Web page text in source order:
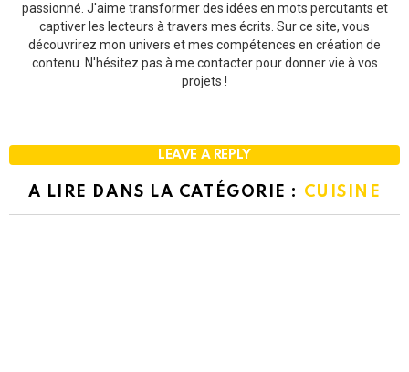
passionné. J'aime transformer des idées en mots percutants et
captiver les lecteurs à travers mes écrits. Sur ce site, vous
découvrirez mon univers et mes compétences en création de
contenu. N'hésitez pas à me contacter pour donner vie à vos
projets !
LEAVE A REPLY
A LIRE DANS LA CATÉGORIE : CUISINE